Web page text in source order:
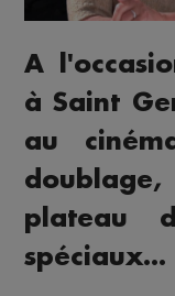
A
à Saint
au
doublage,
plateau
spéciaux...